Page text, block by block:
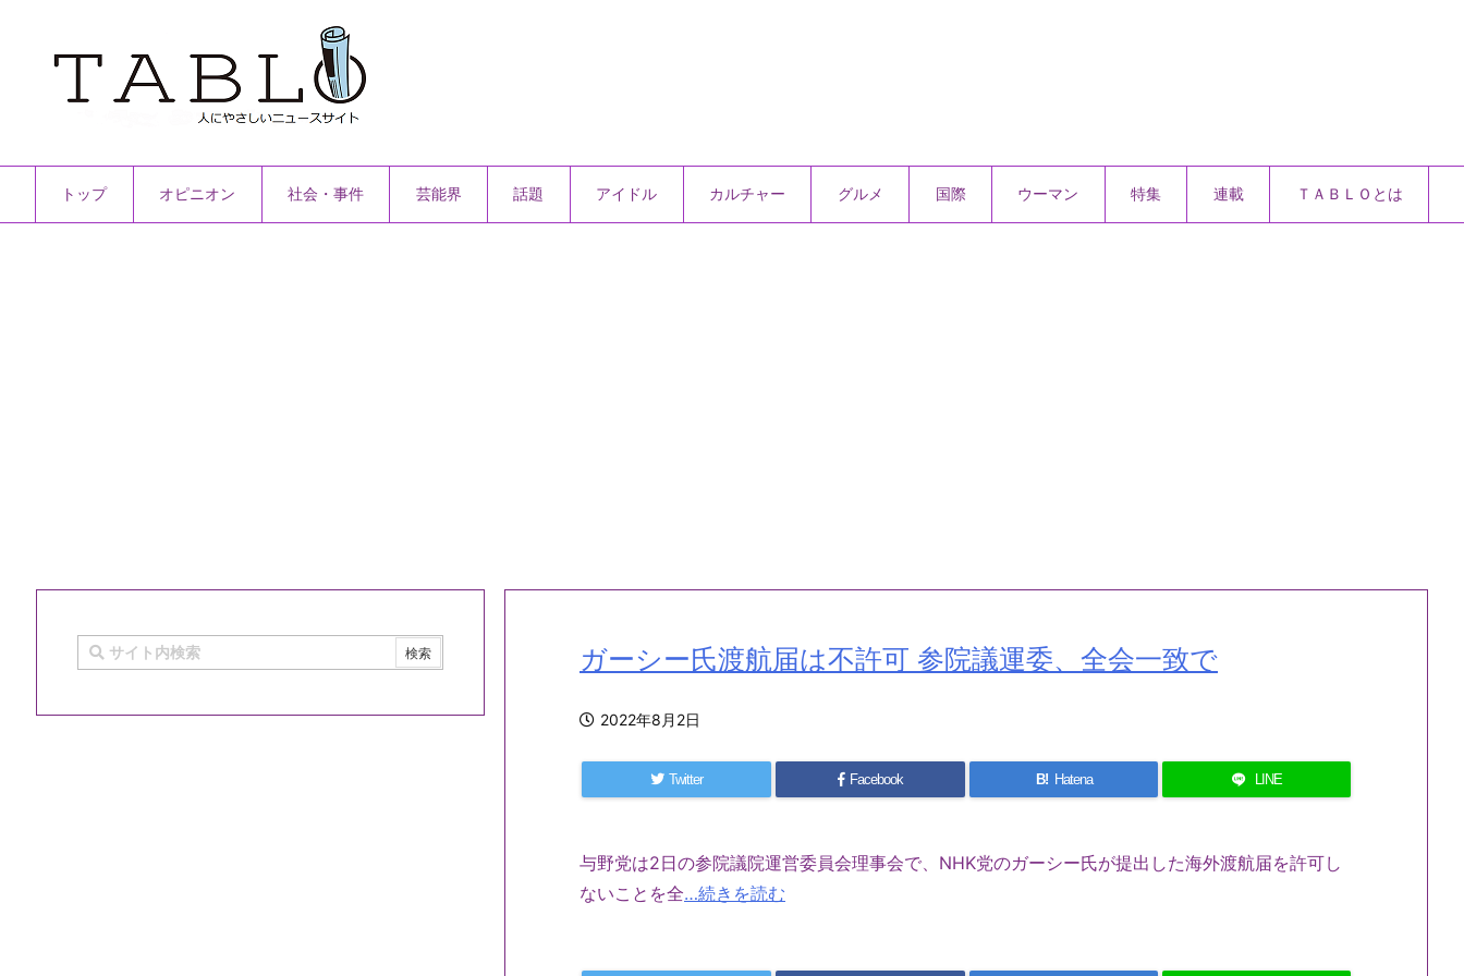
トップ オピニオン 社会・事件 芸能界 話題 アイドル カルチャー グルメ 国際 ウーマン 特集 連載 ＴＡＢＬＯとは
ガーシー氏渡航届は不許可 参院議運委、全会一致で
2022年8月2日
Twitter Facebook B! Hatena LINE
与野党は2日の参院議院運営委員会理事会で、NHK党のガーシー氏が提出した海外渡航届を許可し
ないことを全…続きを読む